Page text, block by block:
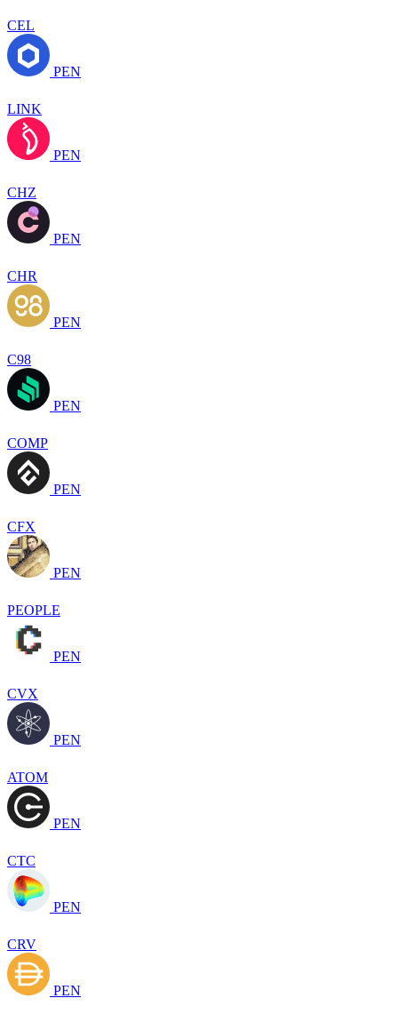
CEL
PEN
LINK
PEN
CHZ
PEN
CHR
PEN
C98
PEN
COMP
PEN
CFX
PEN
PEOPLE
PEN
CVX
PEN
ATOM
PEN
CTC
PEN
CRV
PEN